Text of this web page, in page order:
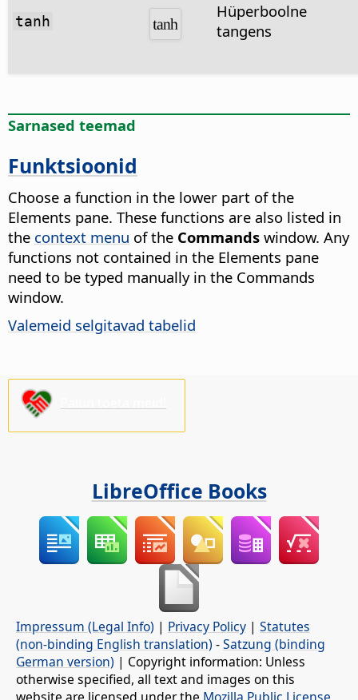
tanh
Hüperboolne
tangens
Sarnased teemad
Funktsioonid
Choose a function in the lower part of the
Elements pane. These functions are also listed in
the context menu of the Commands window. Any
functions not contained in the Elements pane
need to be typed manually in the Commands
window.
Valemeid selgitavad tabelid
LibreOffice Books
Impressum (Legal Info) | Privacy Policy | Statutes
(non-binding English translation) -Satzung (binding
German version) | Copyright information: Unless
otherwise specified, all text and images on this